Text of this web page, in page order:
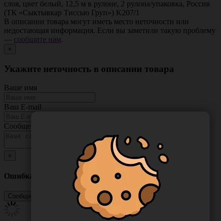
слоя, цвет белый, 12,5 м в рулоне, 2 рулона/упаковка, Россия
(ТК «Сыктывкар Тиссью Груп») K207/1
В описании товара могут иметь место неточности или
недостающая информация. Если вы заметили такую проблему
— сообщите нам.
×
Укажите неточность в описании товара
Ваше имя
Ваш E-mail
Сообщение
×
Ошибка